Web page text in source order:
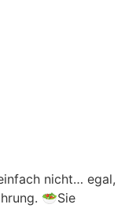
nicht… egal,
🥗Sie